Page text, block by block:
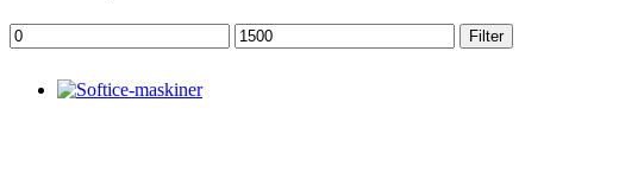
Mindste
pris
Højeste
pris
Filter